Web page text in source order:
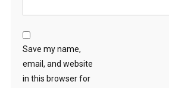
Save my name,
email, and website
in this browser for